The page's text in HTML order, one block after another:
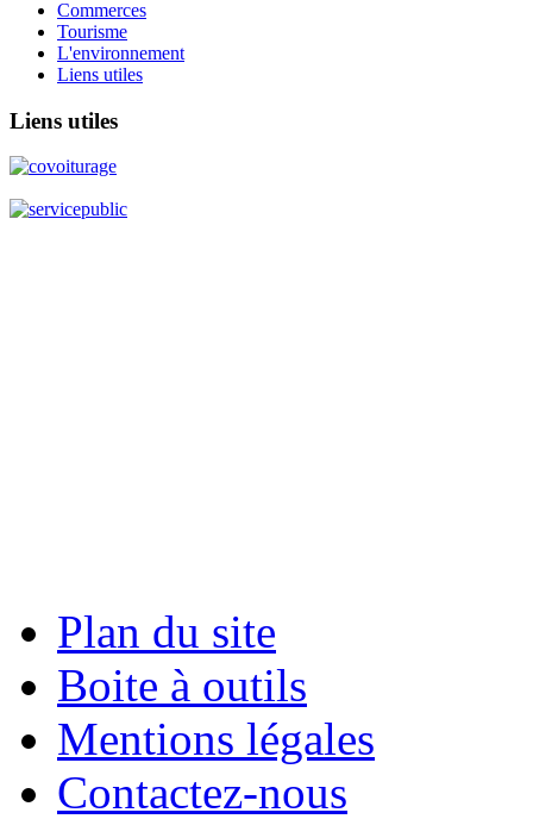
Commerces
Tourisme
L'environnement
Liens utiles
Liens utiles
Plan du site
Boite à outils
Mentions légales
Contactez-nous